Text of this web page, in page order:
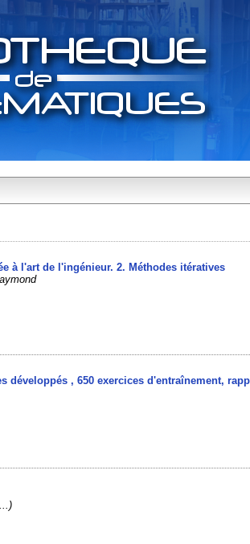
à l'art de l'ingénieur. 2. Méthodes itératives
développés , 650 exercices d'entraînement,